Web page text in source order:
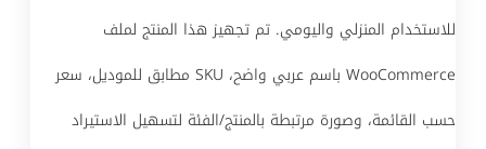
للاستخدام المنزلي واليومي. تم تجهيز هذا المنتج لملف
WooCommerce باسم عربي واضح، SKU مطابق للموديل، سعر
حسب القائمة، وصورة مرتبطة بالمنتج/الفئة لتسهيل الاستيراد